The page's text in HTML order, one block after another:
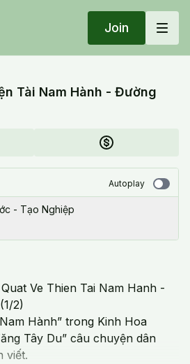
Join
Tài Nam Hành - Đường
Autoplay
- Tạo Nghiệp
Ve Thien Tai Nam Hanh -
2)
Hành” trong Kinh Hoa
Tây Du” câu chuyện dân
viết.